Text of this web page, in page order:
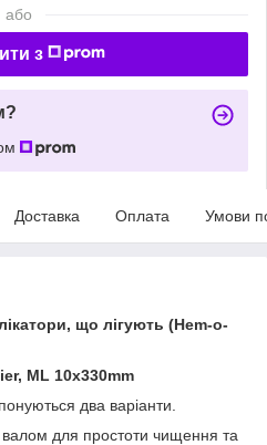
або
з
Доставка Оплата Умови
що лігують (Hem-o-
МL 10x330mm
два варіанти.
для простоти чищення та